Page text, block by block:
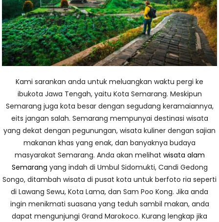
Kami sarankan anda untuk meluangkan waktu pergi ke
ibukota Jawa Tengah, yaitu Kota Semarang. Meskipun
Semarang juga kota besar dengan segudang keramaiannya,
eits jangan salah. Semarang mempunyai destinasi wisata
yang dekat dengan pegunungan, wisata kuliner dengan sajian
makanan khas yang enak, dan banyaknya budaya
masyarakat Semarang. Anda akan melihat wisata alam
Semarang yang indah di Umbul Sidomukti, Candi Gedong
Songo, ditambah wisata di pusat kota untuk berfoto ria seperti
di Lawang Sewu, Kota Lama, dan Sam Poo Kong. Jika anda
ingin menikmati suasana yang teduh sambil makan, anda
dapat mengunjungi Grand Marokoco. Kurang lengkap jika